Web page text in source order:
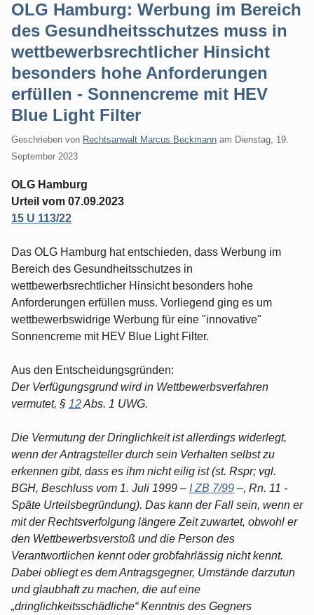
OLG Hamburg: Werbung im Bereich
des Gesundheitsschutzes muss in
wettbewerbsrechtlicher Hinsicht
besonders hohe Anforderungen
erfüllen - Sonnencreme mit HEV
Blue Light Filter
Geschrieben von Rechtsanwalt Marcus Beckmann am Dienstag, 19.
September 2023
OLG Hamburg
Urteil vom 07.09.2023
15 U 113/22
Das OLG Hamburg hat entschieden, dass Werbung im
Bereich des Gesundheitsschutzes in
wettbewerbsrechtlicher Hinsicht besonders hohe
Anforderungen erfüllen muss. Vorliegend ging es um
wettbewerbswidrige Werbung für eine "innovative"
Sonnencreme mit HEV Blue Light Filter.
Aus den Entscheidungsgründen:
Der Verfügungsgrund wird in Wettbewerbsverfahren
vermutet, § 12Abs. 1 UWG.
Die Vermutung der Dringlichkeit ist allerdings widerlegt,
wenn der Antragsteller durch sein Verhalten selbst zu
erkennen gibt, dass es ihm nicht eilig ist (st. Rspr; vgl.
BGH, Beschluss vom 1. Juli 1999 – I ZB 7/99 –, Rn. 11 -
Späte Urteilsbegründung). Das kann der Fall sein, wenn er
mit der Rechtsverfolgung längere Zeit zuwartet, obwohl er
den Wettbewerbsverstoß und die Person des
Verantwortlichen kennt oder grobfahrlässig nicht kennt.
Dabei obliegt es dem Antragsgegner, Umstände darzutun
und glaubhaft zu machen, die auf eine
„dringlichkeitsschädliche“ Kenntnis des Gegners